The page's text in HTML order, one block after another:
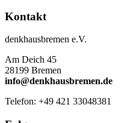
Kontakt
denkhausbremen e.V.
Am Deich 45
28199 Bremen
info@denkhausbremen.de
Telefon: +49 421 33048381